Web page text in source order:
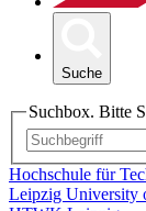
Suche
Suchbox. Bitte
Hochschule für
Leipzig University